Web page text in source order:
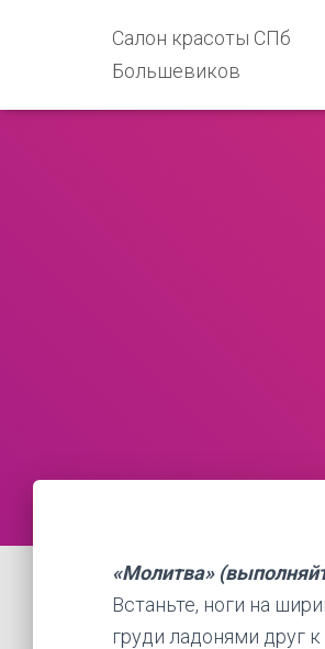
Салон красоты СПб
Большевиков
«Молитва»
Встаньте, ноги на
груди ладонями друг